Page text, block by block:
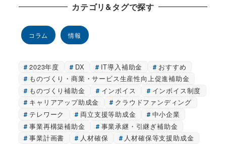
カテゴリ&タグで探す
コラム 情報
2023年度 DX IT導入補助金
おすすめ
ものづくり・商業・サービス生産性向上促進補助金
ものづくり補助金
インボイス
インボイス制度
キャリアアップ助成金
クラウドファンディング
テレワーク
両立支援等助成金
中小企業
事業再構築補助金
事業承継・引継ぎ補助金
事業計画書
人材確保
人材確保等支援助成金